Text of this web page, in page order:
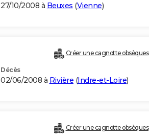
27/10/2008 à Beuxes (Vienne)
Créer une cagnotte obsèques
Décès
02/06/2008 à Rivière (Indre-et-Loire)
Créer une cagnotte obsèques